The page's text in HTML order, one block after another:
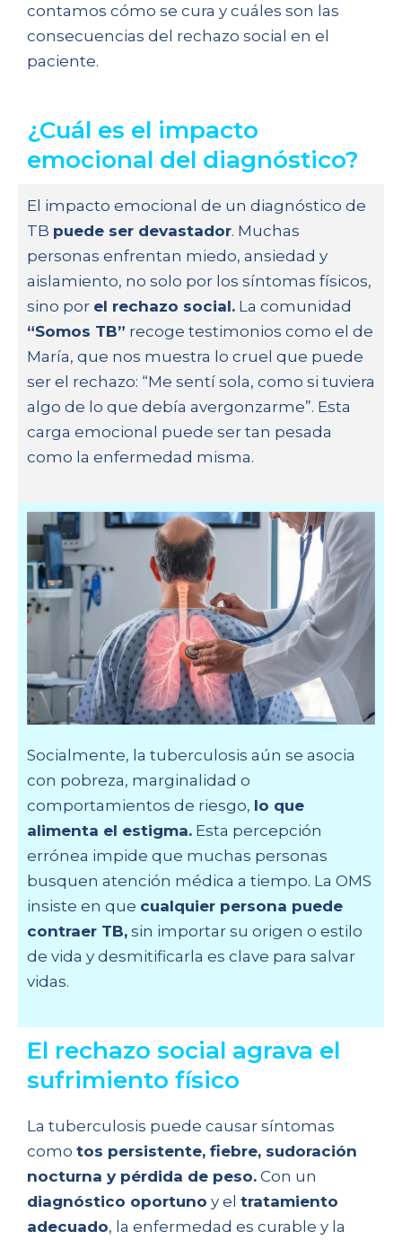
contamos cómo se cura y cuáles son las
consecuencias del rechazo social en el
paciente.
¿Cuál es el impacto
emocional del diagnóstico?
El impacto emocional de un diagnóstico de
TB puede ser devastador. Muchas
personas enfrentan miedo, ansiedad y
aislamiento, no solo por los síntomas físicos,
sino por el rechazo social. La comunidad
“Somos TB” recoge testimonios como el de
María, que nos muestra lo cruel que puede
ser el rechazo: “Me sentí sola, como si tuviera
algo de lo que debía avergonzarme”. Esta
carga emocional puede ser tan pesada
como la enfermedad misma.
Socialmente, la tuberculosis aún se asocia
con pobreza, marginalidad o
comportamientos de riesgo, lo que
alimenta el estigma. Esta percepción
errónea impide que muchas personas
busquen atención médica a tiempo. La OMS
insiste en que cualquier persona puede
contraer TB, sin importar su origen o estilo
de vida y desmitificarla es clave para salvar
vidas.
El rechazo social agrava el
sufrimiento físico
La tuberculosis puede causar síntomas
como tos persistente, fiebre, sudoración
nocturna y pérdida de peso. Con un
diagnóstico oportuno y el tratamiento
adecuado, la enfermedad es curable y la